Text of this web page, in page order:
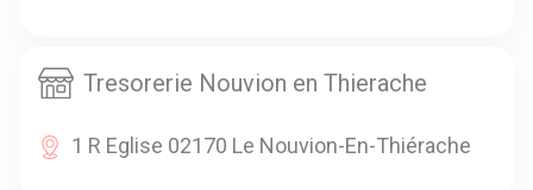
Tresorerie Nouvion en Thierache
1 R Eglise 02170 Le Nouvion-En-Thiérache